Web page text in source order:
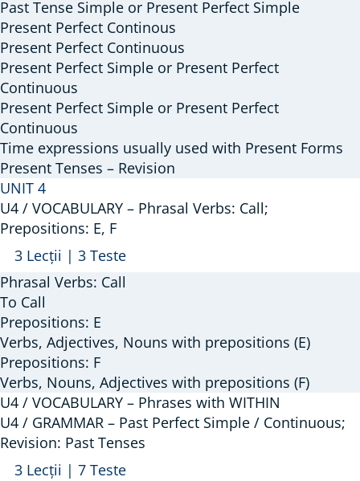
Present
Perfect
Simple
/
Continuous;
Revision:
present
tenses
Past Tense Simple or Present Perfect Simple
Present Perfect Continous
Present Perfect Continuous
Present Perfect Simple or Present Perfect
Continuous
Present Perfect Simple or Present Perfect
Continuous
Time expressions usually used with Present Forms
Present Tenses – Revision
UNIT 4
U4 / VOCABULARY – Phrasal Verbs: Call;
Prepositions: E, F
Arată
U4
/
VOCABULARY
–
Phrasal
Verbs:
Call;
Prepositions:
E,
3 Lecții | 3 Teste
Phrasal Verbs: Call
To Call
Prepositions: E
Verbs, Adjectives, Nouns with prepositions (E)
Prepositions: F
Verbs, Nouns, Adjectives with prepositions (F)
U4 / VOCABULARY – Phrases with WITHIN
U4 / GRAMMAR – Past Perfect Simple / Continuous;
Revision: Past Tenses
Arată
U4
3 Lecții | 7 Teste